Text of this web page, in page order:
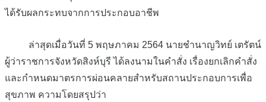
ได้รับผลกระทบจากการประกอบอาชีพ
ล่าสุดเมื่อวันที่ 5 พฤษภาคม 2564 นายชำนาญวิทย์ เตรัตน์
ผู้ว่าราชการจังหวัดสิงห์บุรี ได้ลงนามในคำสั่ง เรื่องยกเลิกคำสั่ง
และกำหนดมาตรการผ่อนคลายสำหรับสถานประกอบการเพื่อ
สุขภาพ ความโดยสรุปว่า